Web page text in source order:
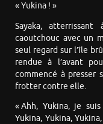
« Yukina ! »
Sayaka,
caoutchouc avec un
seul regard sur l’île
rendue à l’avant
commencé à presser
frotter contre elle.
« Ahh, Yukina, je
Yukina, Yukina,